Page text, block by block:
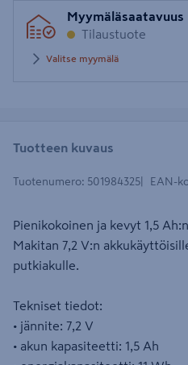
Myymäläsaatavuus
Tilaustuote
Valitse myymälä
Tuotteen kuvaus
Tuotenumero: 501984325 EAN-
Pienikokoinen ja kevyt 1,5
Makitan 7,2 V:n
putkiakulle.
Tekniset tiedot:
• jännite: 7,2 V
• akun kapasiteetti: 1,5 Ah